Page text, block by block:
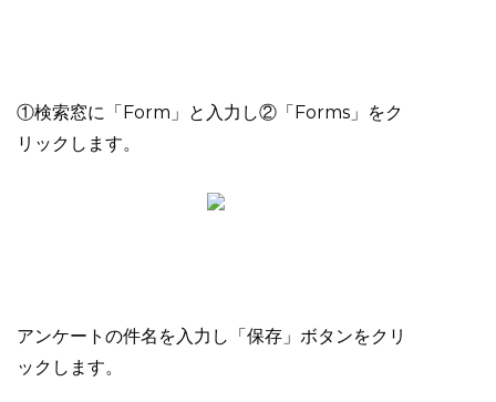
①検索窓に「Form」と入力し②「Forms」をク
リックします。
アンケートの件名を入力し「保存」ボタンをクリ
ックします。